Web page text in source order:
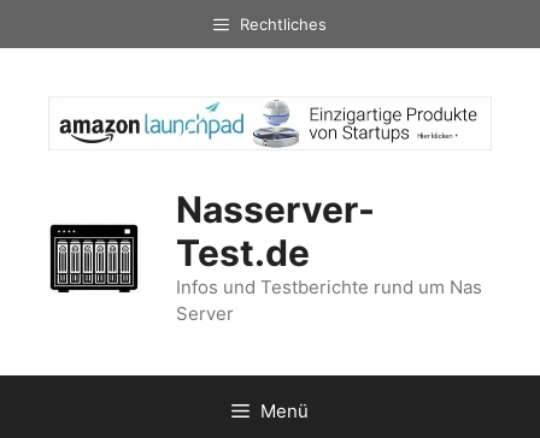
Rechtliches
Nasserver-
Test.de
Infos und Testberichte rund um Nas
Server
Menü